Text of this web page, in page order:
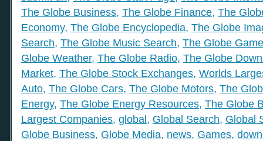
The Globe Business, The Globe Finance, The
Economy, The Globe Encyclopedia, The Globe
Search, The Globe Music Search, The Globe
Globe Weather, The Globe Radio, The Globe
Market, The Globe Stock Exchanges, Worlds
Auto, The Globe Cars, The Globe Motors, The
Energy, The Globe Energy Resources, The Globe
Largest Companies, global, Global Search, Global
Globe Business, Globe Media, news, Games,